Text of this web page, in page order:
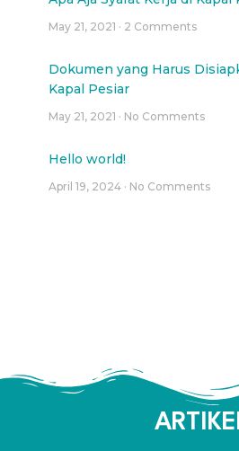
May 21, 2021 2 Comments
Dokumen yang Harus
Kapal Pesiar
May 21, 2021 No Comments
Hello world!
April 19, 2024 No Comments